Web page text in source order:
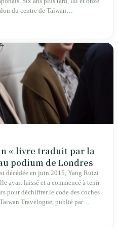
du centre de Taïwan
générationnel en une
« livre traduit par la
podium de Londres
décédée en juin 2015, Yang Ruizi
avait laissé et a commencé à tenir
pour déchiffrer le code des coches
Travelogue, publié par
Aoyama, traduit par Yang